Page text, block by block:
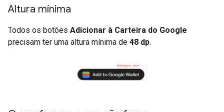
Altura mínima
Todos os botões Adicionar à Carteira do Google
precisam ter uma altura mínima de 48 dp.